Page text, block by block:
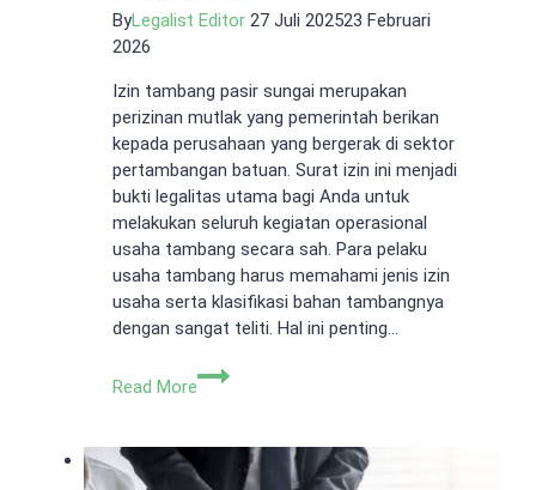
ByLegalist Editor 27 Juli 202523 Februari
2026
Izin tambang pasir sungai merupakan
perizinan mutlak yang pemerintah berikan
kepada perusahaan yang bergerak di sektor
pertambangan batuan. Surat izin ini menjadi
bukti legalitas utama bagi Anda untuk
melakukan seluruh kegiatan operasional
usaha tambang secara sah. Para pelaku
usaha tambang harus memahami jenis izin
usaha serta klasifikasi bahan tambangnya
dengan sangat teliti. Hal ini penting…
Read More
Mengenal
Pasir
Sungai